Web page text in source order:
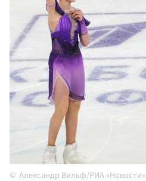
Александр Вильф/РИА «Новости»